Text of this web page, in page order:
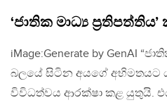
‘ජාතික මාධ්‍ය ප්‍රතිපත්තිය’
iMage:Generate by GenAI
බලයේ සිටින අයගේ අභිමතයට
විවිධත්වය ආරක්ෂා කළ යුතුයි.